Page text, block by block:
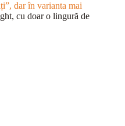
dar în varianta mai
cu doar o lingură de